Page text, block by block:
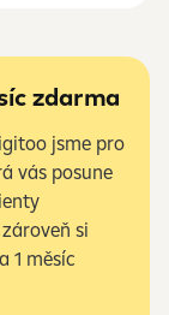
zdarma
jsme pro
vás posune
si
1 měsíc